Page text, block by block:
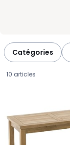
Catégories
10 articles